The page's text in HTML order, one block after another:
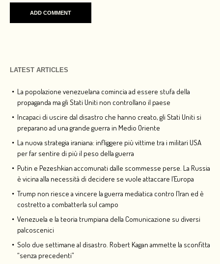
LATEST ARTICLES
La popolazione venezuelana comincia ad essere stufa della
propaganda ma gli Stati Uniti non controllano il paese
Incapaci di uscire dal disastro che hanno creato, gli Stati Uniti si
preparano ad una grande guerra in Medio Oriente
La nuova strategia iraniana: infliggere più vittime tra i militari USA
per far sentire di più il peso della guerra
Putin e Pezeshkian accomunati dalle scommesse perse. La Russia
è vicina alla necessità di decidere se vuole attaccare l’Europa
Trump non riesce a vincere la guerra mediatica contro l’Iran ed è
costretto a combatterla sul campo
Venezuela e la teoria trumpiana della Comunicazione su diversi
palcoscenici
Solo due settimane al disastro. Robert Kagan ammette la sconfitta
“senza precedenti”